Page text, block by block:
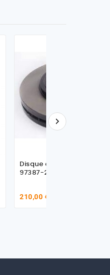
Disque de frein pour
97387-229-0
210,00 €
